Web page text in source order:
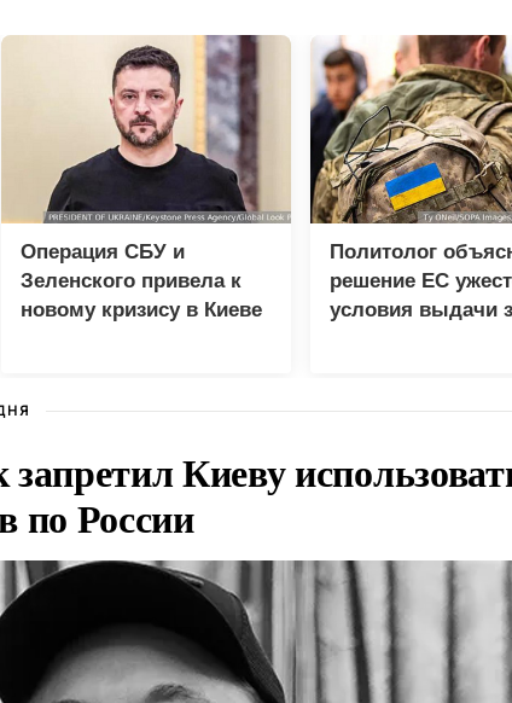
Операция СБУ и
Зеленского привела к
новому кризису в Киеве
Политолог
решение ЕС
условия выдачи
Киеву
по России